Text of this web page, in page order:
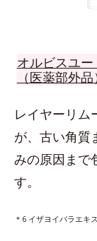
オルビスユ
（医薬部外品
レイヤーリム
が、古い角質
みの原因まで
す。
＊6 イザヨイバラエキス